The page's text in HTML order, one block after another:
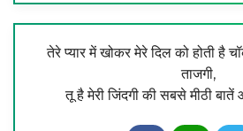
तेरे प्यार में खोकर मेरे दिल को होती है
ताजगी,
तू है मेरी जिंदगी की सबसे मीठी